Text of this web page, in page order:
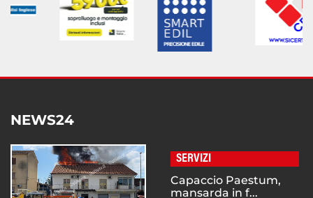
NEWS24
SERVIZI
Capaccio Paestum,
mansarda in f...